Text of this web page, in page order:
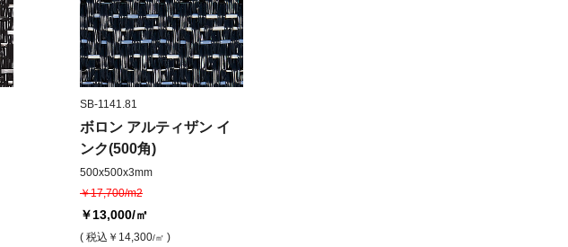
SB-1141.81
ボロン アルティザン イ
ンク(500角)
500x500x3mm
￥17,700/m2
￥13,000/㎡
( 税込 ￥14,300/㎡ )